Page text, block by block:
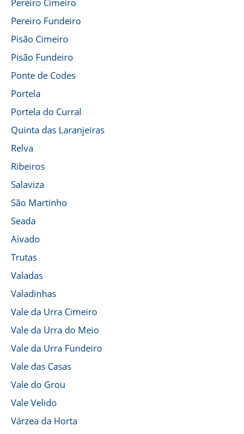
Pereiro Cimeiro
Pereiro Fundeiro
Pisão Cimeiro
Pisão Fundeiro
Ponte de Codes
Portela
Portela do Curral
Quinta das Laranjeiras
Relva
Ribeiros
Salaviza
São Martinho
Seada
Aivado
Trutas
Valadas
Valadinhas
Vale da Urra Cimeiro
Vale da Urra do Meio
Vale da Urra Fundeiro
Vale das Casas
Vale do Grou
Vale Velido
Várzea da Horta